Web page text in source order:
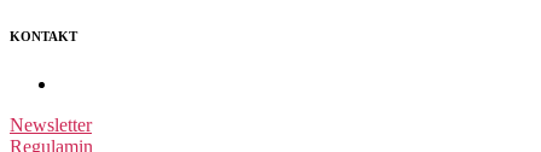
KONTAKT
Newsletter
Regulamin